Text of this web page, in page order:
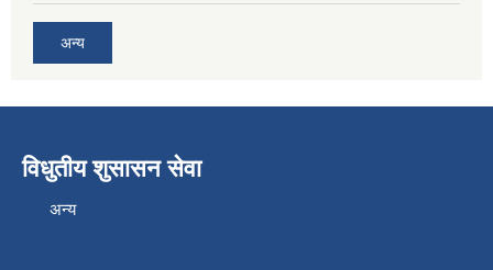
अन्य
विधुतीय शुसासन सेवा
अन्य